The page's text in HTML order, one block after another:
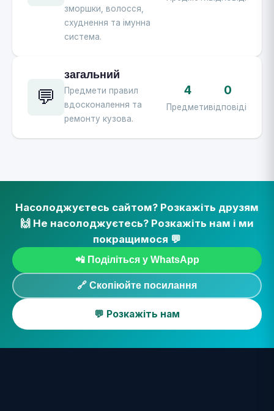
зморшки, волосся,
схуднення та імунна
система.
💬
загальний
Предмети правил
вдосконалення та
ремонту кузова.
4
Предмети
0
відповіді
Насолоджуєтесь сайтом? Розкажіть друзям
🙌 Не насолоджуєтесь? Розкажіть нам і ми
покращимося 💬
📲 Поділіться у WhatsApp
🔗 Скопіюйте посилання
💬 Розкажіть нам